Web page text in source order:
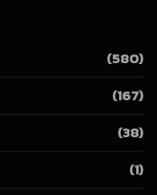
(580)
(167)
(38)
(1)